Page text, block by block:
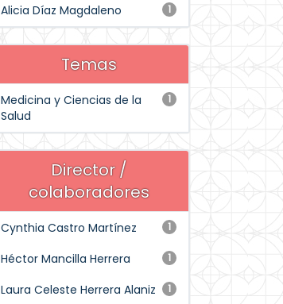
1
Alicia Díaz Magdaleno
Temas
1
Medicina y Ciencias de la
Salud
Director /
colaboradores
1
Cynthia Castro Martínez
1
Héctor Mancilla Herrera
1
Laura Celeste Herrera Alaniz